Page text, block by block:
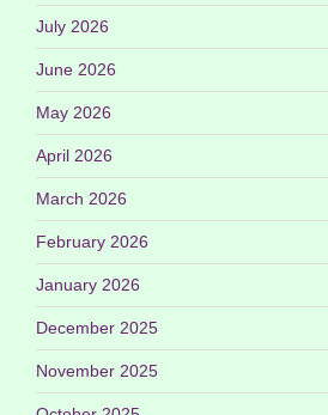
July 2026
June 2026
May 2026
April 2026
March 2026
February 2026
January 2026
December 2025
November 2025